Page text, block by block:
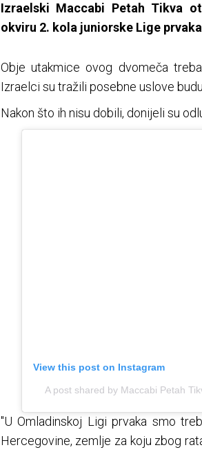
Izraelski Maccabi Petah Tikva
okviru 2. kola juniorske Lige
Obje utakmice ovog dvomeča
Izraelci su tražili posebne uslove
Nakon što ih nisu dobili, donijeli su
View this post on Instagram
A post shared by Maccabi Petah
"U Omladinskoj Ligi prvaka smo
Hercegovine, zemlje za koju zbog